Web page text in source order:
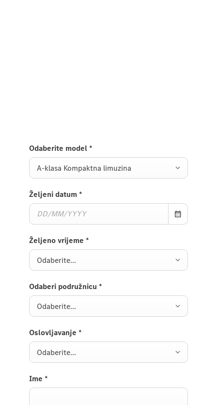
Odaberite model *
A-klasa Kompaktna limuzina
Željeni datum *
Željeno vrijeme *
Odaberite...
Odaberi podružnicu *
Odaberite...
Oslovljavanje *
Odaberite...
Ime *